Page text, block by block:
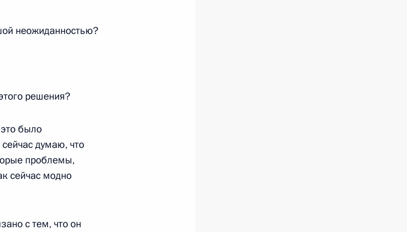
неожиданностью?
решения?
было
думаю, что
проблемы,
сейчас модно
с тем, что он